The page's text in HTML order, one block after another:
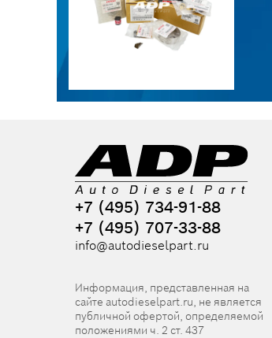
+7 (495) 734-91-88
+7 (495) 707-33-88
info@autodieselpart.ru
Информация, представленная на
сайте autodieselpart.ru, не является
публичной офертой, определяемой
положениями ч. 2 ст. 437